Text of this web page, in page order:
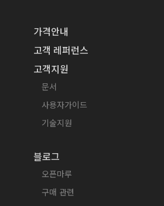
가격안내
고객 레퍼런스
고객지원
문서
사용자가이드
기술지원
블로그
오픈마루
구매 관련